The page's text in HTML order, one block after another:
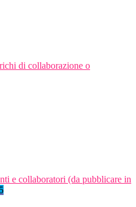
di collaborazione o
e collaboratori (da pubblicare in
5